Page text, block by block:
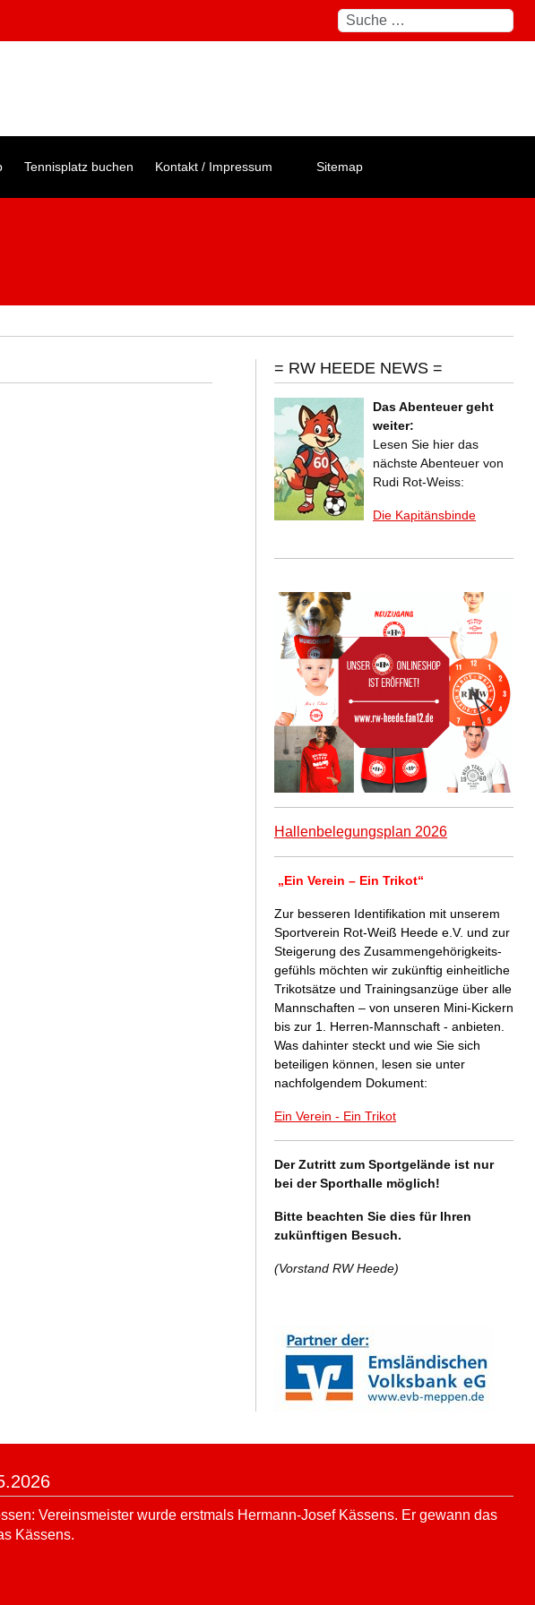
Suchen
Tennisplatz buchen Kontakt / Impressum Sitemap
= RW HEEDE NEWS =
Das Abenteuer geht
weiter:
Lesen Sie hier das
nächste Abenteuer von
Rudi Rot-Weiss:
Die Kapitänsbinde
Hallenbelegungsplan 2026
„Ein Verein – Ein Trikot“
Zur besseren Identifikation mit unserem
Sportverein Rot-Weiß Heede e.V. und zur
Steigerung des Zusammengehörigkeits-
gefühls möchten wir zukünftig einheitliche
Trikotsätze und Trainingsanzüge über alle
Mannschaften – von unseren Mini-Kickern
bis zur 1. Herren-Mannschaft - anbieten.
Was dahinter steckt und wie Sie sich
beteiligen können, lesen sie unter
nachfolgendem Dokument:
Ein Verein - Ein Trikot
Der Zutritt zum Sportgelände ist nur
bei der Sporthalle möglich!
Bitte beachten Sie dies für Ihren
zukünftigen Besuch.
(Vorstand RW Heede)
Vereinsmeister wurde erstmals Hermann-Josef Kässens. Er gewann das
Kässens.